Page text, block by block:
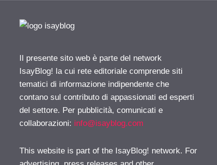
Il presente sito web è parte del network
IsayBlog! la cui rete editoriale comprende siti
tematici di informazione indipendente che
contano sul contributo di appassionati ed esperti
del settore. Per pubblicità, comunicati e
collaborazioni: info@isayblog.com
This website is part of the IsayBlog! network. For